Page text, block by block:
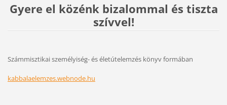
Gyere el közénk bizalommal és tiszta
szívvel!
Számmisztikai személyiség- és életútelemzés könyv formában
kabbalaelemzes.webnode.hu